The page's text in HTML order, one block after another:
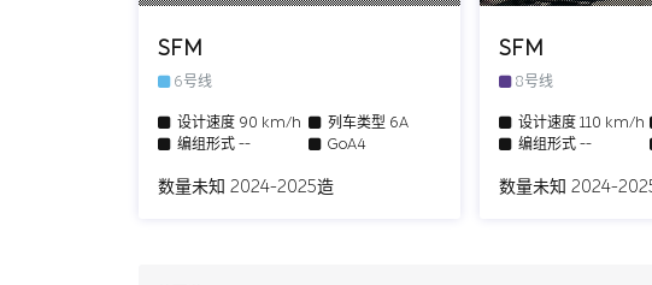
SFM
6号线
设计速度 90 km/h 列车类型 6A
编组形式 -- GoA4
数量未知 2024-2025造
SFM
8号线
设计速度110 km/h
编组形式--
数量未知 2024-